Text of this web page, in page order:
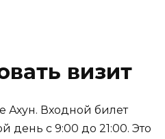
визит
Ахун. Входной билет
день с 9:00 до 21:00. Это